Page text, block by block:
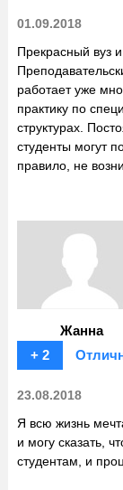
01.09.2018
Прекрасный вуз
работает уже
практику по
структурах.
студенты могут
правило, не
Жанна
+ 2
23.08.2018
Я всю жизнь
и могу сказать,
студентам, и